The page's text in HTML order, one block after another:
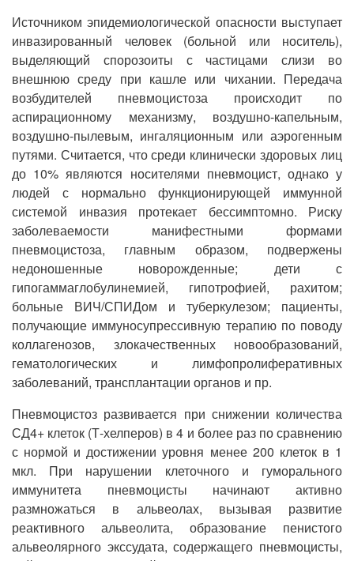
Источником эпидемиологической опасности выступает
инвазированный человек (больной или носитель),
выделяющий спорозоиты с частицами слизи во
внешнюю среду при кашле или чихании. Передача
возбудителей пневмоцистоза происходит по
аспирационному механизму, воздушно-капельным,
воздушно-пылевым, ингаляционным или аэрогенным
путями. Считается, что среди клинически здоровых лиц
до 10% являются носителями пневмоцист, однако у
людей с нормально функционирующей иммунной
системой инвазия протекает бессимптомно. Риску
заболеваемости манифестными формами
пневмоцистоза, главным образом, подвержены
недоношенные новорожденные; дети с
гипогаммаглобулинемией, гипотрофией, рахитом;
больные ВИЧ/СПИДом и туберкулезом; пациенты,
получающие иммуносупрессивную терапию по поводу
коллагенозов, злокачественных новообразований,
гематологических и лимфопролиферативных
заболеваний, трансплантации органов и пр.
Пневмоцистоз развивается при снижении количества
СД4+ клеток (Т-хелперов) в 4 и более раз по сравнению
с нормой и достижении уровня менее 200 клеток в 1
мкл. При нарушении клеточного и гуморального
иммунитета пневмоцисты начинают активно
размножаться в альвеолах, вызывая развитие
реактивного альвеолита, образование пенистого
альвеолярного экссудата, содержащего пневмоцисты,